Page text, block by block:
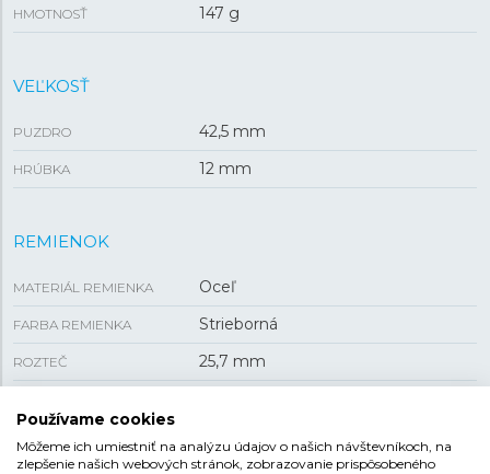
HMOTNOSŤ 147 g
VEĽKOSŤ
PUZDRO 42,5 mm
HRÚBKA 12 mm
REMIENOK
MATERIÁL REMIENKA Oceľ
FARBA REMIENKA Strieborná
ROZTEČ 25,7 mm
Používame cookies
Môžeme ich umiestniť na analýzu údajov o našich návštevníkoch, na
zlepšenie našich webových stránok, zobrazovanie prispôsobeného